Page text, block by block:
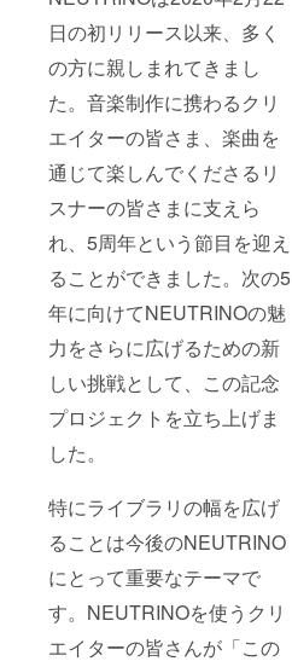
日の初リリース以来、多く
の方に親しまれてきまし
た。音楽制作に携わるクリ
エイターの皆さま、楽曲を
通じて楽しんでくださるリ
スナーの皆さまに支えら
れ、5周年という節目を迎え
ることができました。次の5
年に向けてNEUTRINOの魅
力をさらに広げるための新
しい挑戦として、この記念
プロジェクトを立ち上げま
した。
特にライブラリの幅を広げ
ることは今後のNEUTRINO
にとって重要なテーマで
す。NEUTRINOを使うクリ
エイターの皆さんが「この